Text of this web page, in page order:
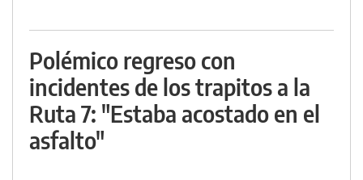
Polémico regreso con
incidentes de los trapitos a la
Ruta 7: "Estaba acostado en el
asfalto"